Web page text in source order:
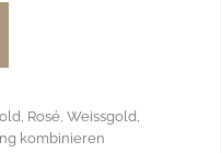
Rosé, Weissgold,
kombinieren